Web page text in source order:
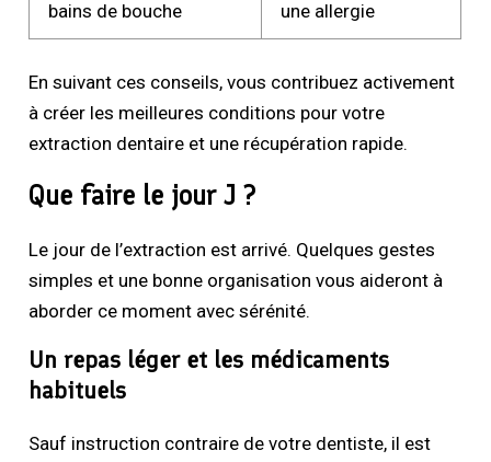
bains de bouche une allergie
En suivant ces conseils, vous contribuez activement
à créer les meilleures conditions pour votre
extraction dentaire et une récupération rapide.
Que faire le jour J ?
Le jour de l’extraction est arrivé. Quelques gestes
simples et une bonne organisation vous aideront à
aborder ce moment avec sérénité.
Un repas léger et les médicaments
habituels
Sauf instruction contraire de votre dentiste, il est